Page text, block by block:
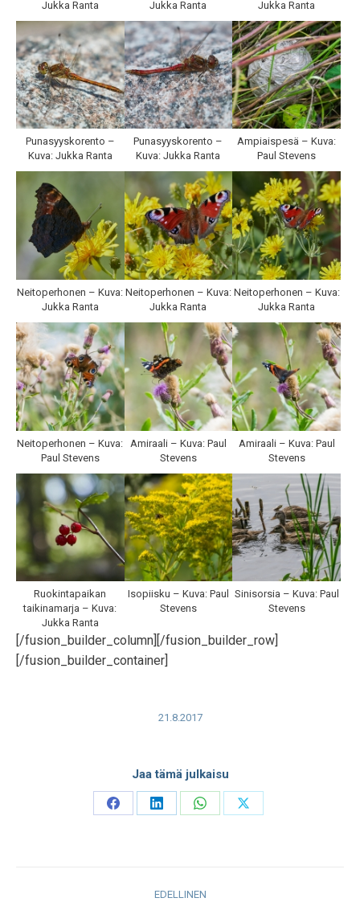
Jukka Ranta Jukka Ranta Jukka Ranta
Punasyyskorento –
Kuva: Jukka Ranta
Punasyyskorento –
Kuva: Jukka Ranta
Ampiaispesä – Kuva:
Paul Stevens
Neitoperhonen – Kuva:
Jukka Ranta
Neitoperhonen – Kuva:
Jukka Ranta
Neitoperhonen – Kuva:
Jukka Ranta
Neitoperhonen – Kuva:
Paul Stevens
Amiraali – Kuva: Paul
Stevens
Amiraali – Kuva: Paul
Stevens
Ruokintapaikan
taikinamarja – Kuva:
Jukka Ranta
Isopiisku – Kuva: Paul
Stevens
Sinisorsia – Kuva: Paul
Stevens
[/fusion_builder_column][/fusion_builder_row]
[/fusion_builder_container]
21.8.2017
Jaa tämä julkaisu
Share
Share
Share
Share
EDELLINEN